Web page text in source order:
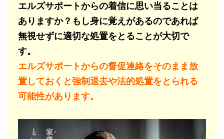
エルズサポートからの着信に思い当ることは
ありますか？もし身に覚えがあるのであれば
無視せずに適切な処置をとることが大切で
す。
エルズサポートからの督促連絡をそのまま放
置しておくと強制退去や法的処置をとられる
可能性があります。